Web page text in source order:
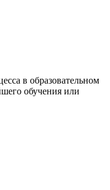
в образовательном
обучения или